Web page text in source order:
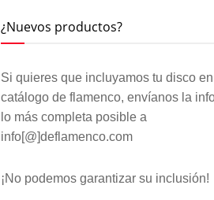
¿Nuevos productos?
Si quieres que incluyamos tu disco
catálogo de flamenco, envíanos la
lo más completa posible a
info[@]deflamenco.com
¡No podemos garantizar su inclusión!